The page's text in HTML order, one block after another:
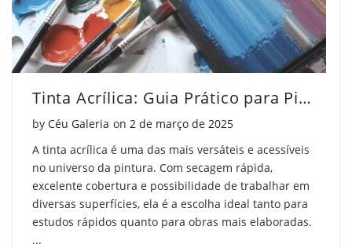
Tinta Acrílica: Guia Prático para Pintores
by Céu Galeria on Posted on
2 de março de 2025
A tinta acrílica é uma das mais versáteis e acessíveis
no universo da pintura. Com secagem rápida,
excelente cobertura e possibilidade de trabalhar em
diversas superfícies, ela é a escolha ideal tanto para
estudos rápidos quanto para obras mais elaboradas.
...